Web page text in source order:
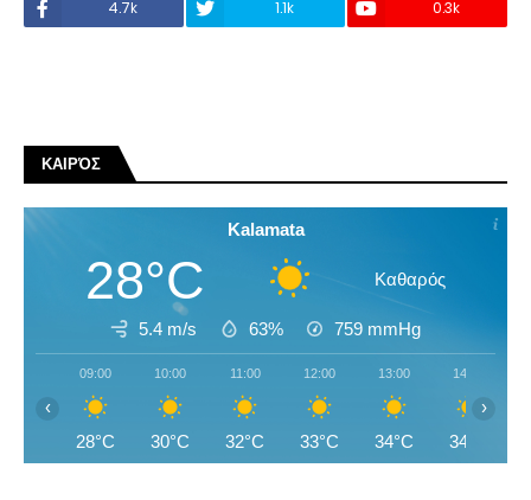
4.7k 1.1k 0.3k
ΚΑΙΡΌΣ
Kalamata
28°C Καθαρός
5.4 m/s 63% 759 mmHg
09:00
28°C
10:00
30°C
11:00
32°C
12:00
33°C
13:00
34°C
14:00
34°C
‹ ›